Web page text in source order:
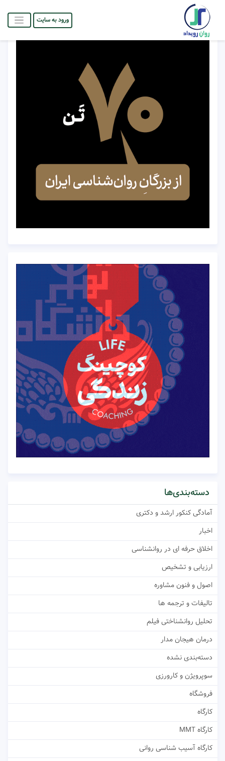
ورود به سایت
دسته‌بندی‌ها
آمادگی کنکور ارشد و دکتری
اخبار
اخلاق حرفه ای در روانشناسی
ارزیابی و تشخیص
اصول و فنون مشاوره
تالیفات و ترجمه ها
تحلیل روانشناختی فیلم
درمان هیجان مدار
دسته‌بندی نشده
سوپرویژن و کارورزی
فروشگاه
کارگاه
کارگاه MMT
کارگاه آسیب شناسی روانی